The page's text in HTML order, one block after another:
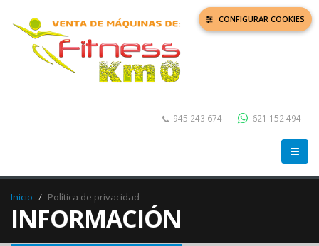
CONFIGURAR COOKIES
945 243 674 621 152 494
Inicio Política de privacidad
INFORMACIÓN